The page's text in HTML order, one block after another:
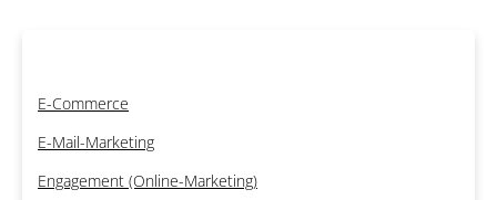
E-Commerce
E-Mail-Marketing
Engagement (Online-Marketing)